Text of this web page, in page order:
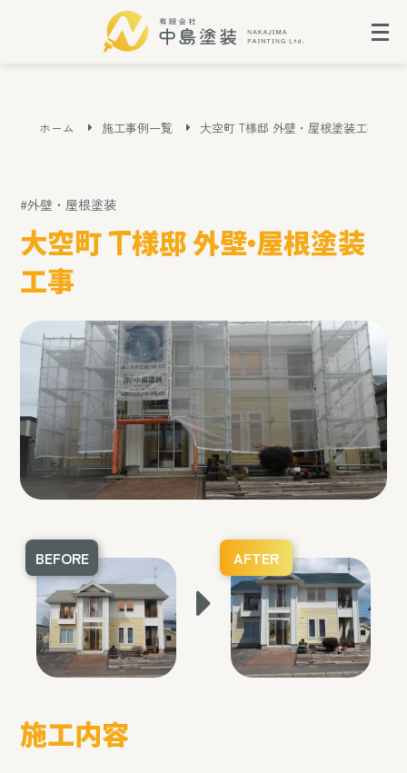
ホーム 施工事例一覧 大空町 T様邸 外壁・屋根塗装工事
#外壁・屋根塗装
大空町 T様邸 外壁・屋根塗装
工事
BEFORE AFTER
施工内容